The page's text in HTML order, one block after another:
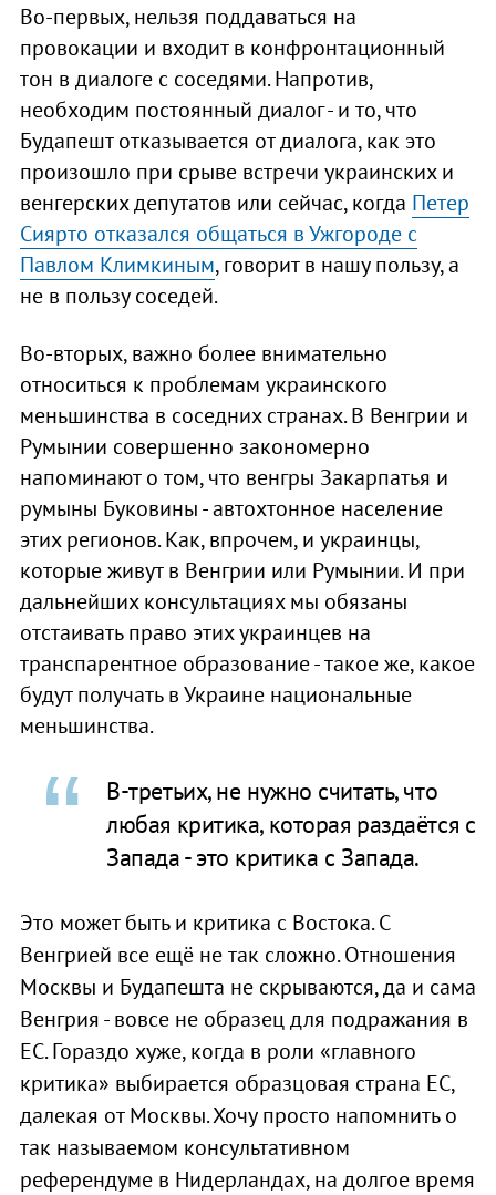
Во-первых, нельзя поддаваться на
провокации и входит в конфронтационный
тон в диалоге с соседями. Напротив,
необходим постоянный диалог - и то, что
Будапешт отказывается от диалога, как это
произошло при срыве встречи украинских и
венгерских депутатов или сейчас, когда Петер
Сиярто отказался общаться в Ужгороде с
Павлом Климкиным, говорит в нашу пользу, а
не в пользу соседей.
Во-вторых, важно более внимательно
относиться к проблемам украинского
меньшинства в соседних странах. В Венгрии и
Румынии совершенно закономерно
напоминают о том, что венгры Закарпатья и
румыны Буковины - автохтонное население
этих регионов. Как, впрочем, и украинцы,
которые живут в Венгрии или Румынии. И при
дальнейших консультациях мы обязаны
отстаивать право этих украинцев на
транспарентное образование - такое же, какое
будут получать в Украине национальные
меньшинства.
В-третьих, не нужно считать, что
любая критика, которая раздаётся с
Запада - это критика с Запада.
Это может быть и критика с Востока. С
Венгрией все ещё не так сложно. Отношения
Москвы и Будапешта не скрываются, да и сама
Венгрия - вовсе не образец для подражания в
ЕС. Гораздо хуже, когда в роли «главного
критика» выбирается образцовая страна ЕС,
далекая от Москвы. Хочу просто напомнить о
так называемом консультативном
референдуме в Нидерландах, на долгое время